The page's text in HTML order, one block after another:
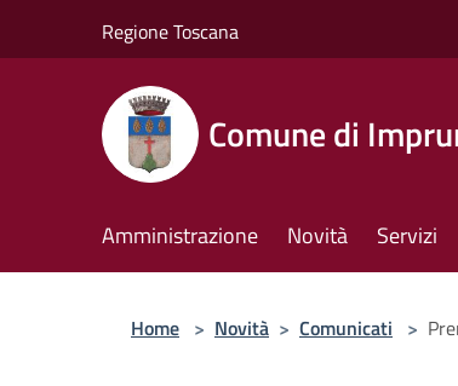
Regione Toscana
Comune di
Amministrazione Novità Servizi
Home > Novità > Comunicati >